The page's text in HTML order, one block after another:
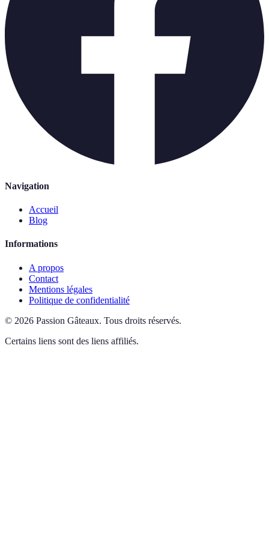
Navigation
Accueil
Blog
Informations
A propos
Contact
Mentions légales
Politique de confidentialité
© 2026 Passion Gâteaux. Tous droits réservés.
Certains liens sont des liens affiliés.